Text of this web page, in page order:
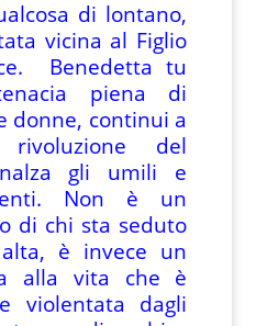
di lontano,
vicina al Figlio
Benedetta tu
piena di
donne, continui a
del
gli umili e
Non è un
di chi sta seduto
è invece un
alla vita che è
violentata dagli